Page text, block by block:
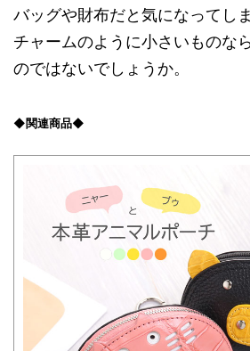
バッグや財布だと気になってし
チャームのように小さいものな
のではないでしょうか。
◆関連商品◆